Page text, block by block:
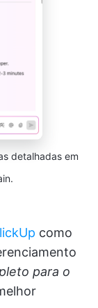
detalhadas em
como
para o